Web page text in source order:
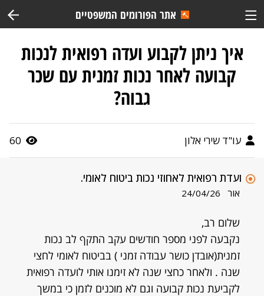
אתר הפורומים המשפטיים
איך ניתן לקבוע ועדה רפואית לנכות
קבועה לאחר נכות זמנית עם שכר
גבוה?
עו"ד שירי אלון 60
ועדת רפואית לאחוזי נכות ביטוח לאומי.
אור 24/04/26
שלום רב,
נקבעה לפני מספר חודשים עקב התקף לב נכות
זמנית(אובדן כושר עבודה זמני ) בביטוח לאומי לחצי
שנה . ולאחר כחצי שנה לא זימנו אותי לועדה רפואית
לקביעת נכות קבועה וגם לא מוכנים לזמן כי במשך